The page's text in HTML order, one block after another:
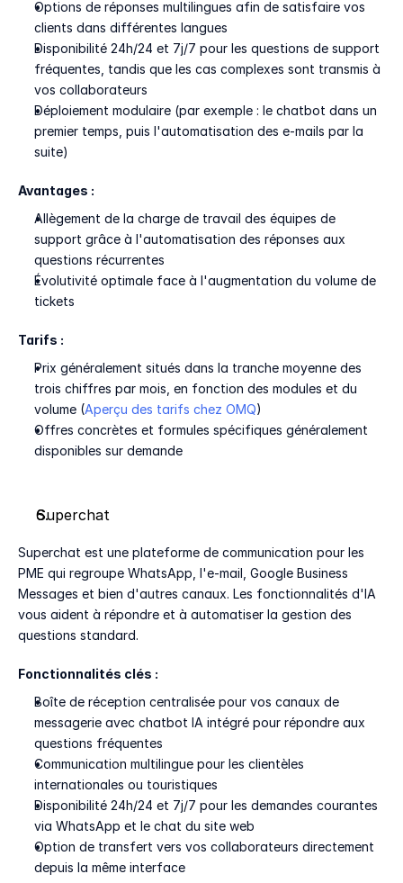
Options de réponses multilingues afin de satisfaire vos
clients dans différentes langues
Disponibilité 24h/24 et 7j/7 pour les questions de support
fréquentes, tandis que les cas complexes sont transmis à
vos collaborateurs
Déploiement modulaire (par exemple : le chatbot dans un
premier temps, puis l'automatisation des e-mails par la
suite)
Avantages :
Allègement de la charge de travail des équipes de
support grâce à l'automatisation des réponses aux
questions récurrentes
Évolutivité optimale face à l'augmentation du volume de
tickets
Tarifs :
Prix généralement situés dans la tranche moyenne des
trois chiffres par mois, en fonction des modules et du
volume (Aperçu des tarifs chez OMQ)
Offres concrètes et formules spécifiques généralement
disponibles sur demande
Superchat
Superchat est une plateforme de communication pour les
PME qui regroupe WhatsApp, l'e-mail, Google Business
Messages et bien d'autres canaux. Les fonctionnalités d'IA
vous aident à répondre et à automatiser la gestion des
questions standard.
Fonctionnalités clés :
Boîte de réception centralisée pour vos canaux de
messagerie avec chatbot IA intégré pour répondre aux
questions fréquentes
Communication multilingue pour les clientèles
internationales ou touristiques
Disponibilité 24h/24 et 7j/7 pour les demandes courantes
via WhatsApp et le chat du site web
Option de transfert vers vos collaborateurs directement
depuis la même interface